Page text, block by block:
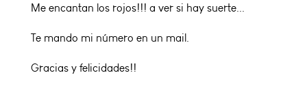
Me encantan los rojos!!! a ver si hay suerte...
Te mando mi número en un mail.
Gracias y felicidades!!